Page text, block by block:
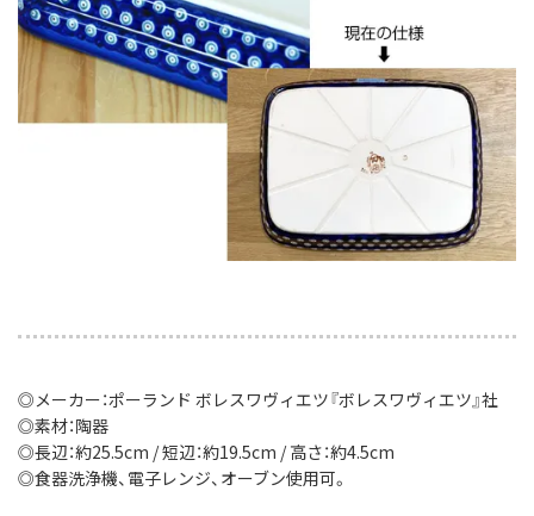
◎メーカー：ポーランド ボレスワヴィエツ『ボレスワヴィエツ』社
◎素材：陶器
◎長辺：約25.5cm / 短辺：約19.5cm / 高さ：約4.5cm
◎食器洗浄機、電子レンジ、オーブン使用可。